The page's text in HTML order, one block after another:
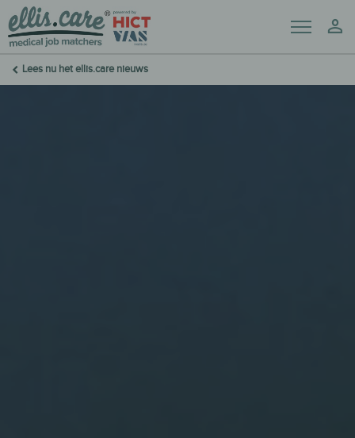
Menu
Lees nu het ellis.care nieuws